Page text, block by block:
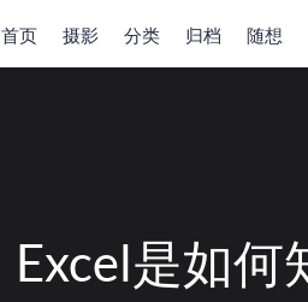
首页 摄影 分类 归档 随想
Excel是如何